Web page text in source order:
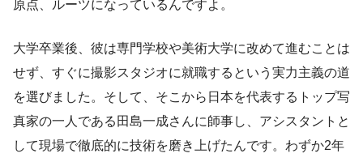
原点、ルーツになっているんですよ。
大学卒業後、彼は専門学校や美術大学に改めて進むことは
せず、すぐに撮影スタジオに就職するという実力主義の道
を選びました。そして、そこから日本を代表するトップ写
真家の一人である田島一成さんに師事し、アシスタントと
して現場で徹底的に技術を磨き上げたんです。わずか2年